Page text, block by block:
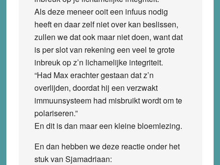
Als deze meneer ooit een infuus nodig
heeft en daar zelf niet over kan beslissen,
zullen we dat ook maar niet doen, want dat
is per slot van rekening een veel te grote
inbreuk op z’n lichamelijke integriteit.
“Had Max erachter gestaan dat z’n
overlijden, doordat hij een verzwakt
immuunsysteem had misbruikt wordt om te
polariseren.”
En dit is dan maar een kleine bloemlezing.
En dan hebben we deze reactie onder het
stuk van Sjamadriaan: